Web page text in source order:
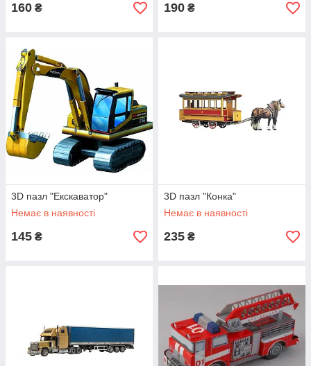
160 ₴ 190 ₴
3D пазл "Екскаватор"
Немає в наявності
145 ₴
3D пазл "Конка"
Немає в наявності
235 ₴